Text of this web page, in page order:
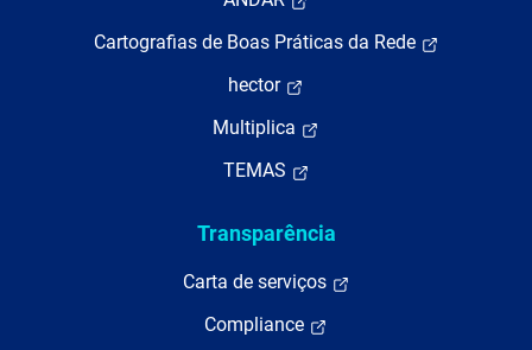
Cartografias de Boas Práticas da Rede
hector
Multiplica
TEMAS
Transparência
Carta de serviços
Compliance